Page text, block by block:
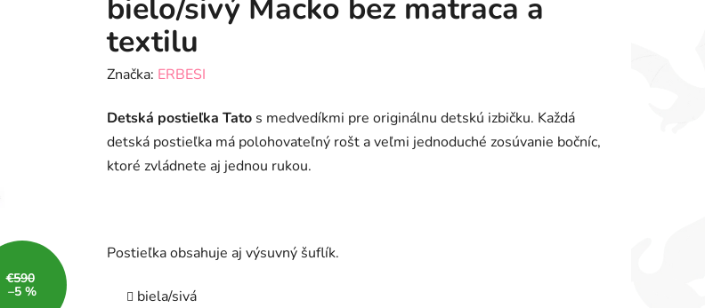
bielo/sivý Macko bez matraca a
textilu
Značka: ERBESI
Detská postieľka Tato s medvedíkmi pre originálnu detskú izbičku. Každá
detská postieľka má polohovateľný rošt a veľmi jednoduché zosúvanie bočníc,
ktoré zvládnete aj jednou rukou.
Postieľka obsahuje aj výsuvný šuflík.
biela/sivá
€590
–5 %